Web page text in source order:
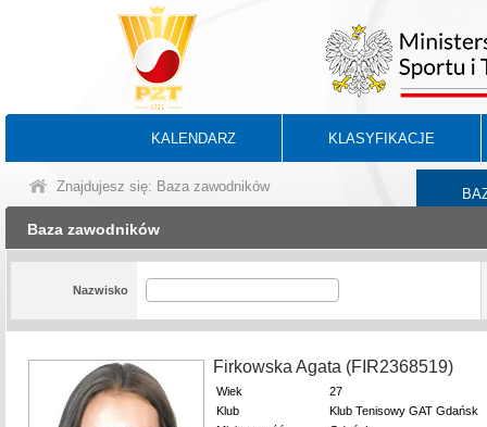
KALENDARZ KLASYFIKACJE
Znajdujesz się: Baza zawodników
Baza zawodników
Nazwisko
Firkowska Agata (FIR2368519)
Wiek
27
Klub
Klub Tenisowy GAT Gdańsk